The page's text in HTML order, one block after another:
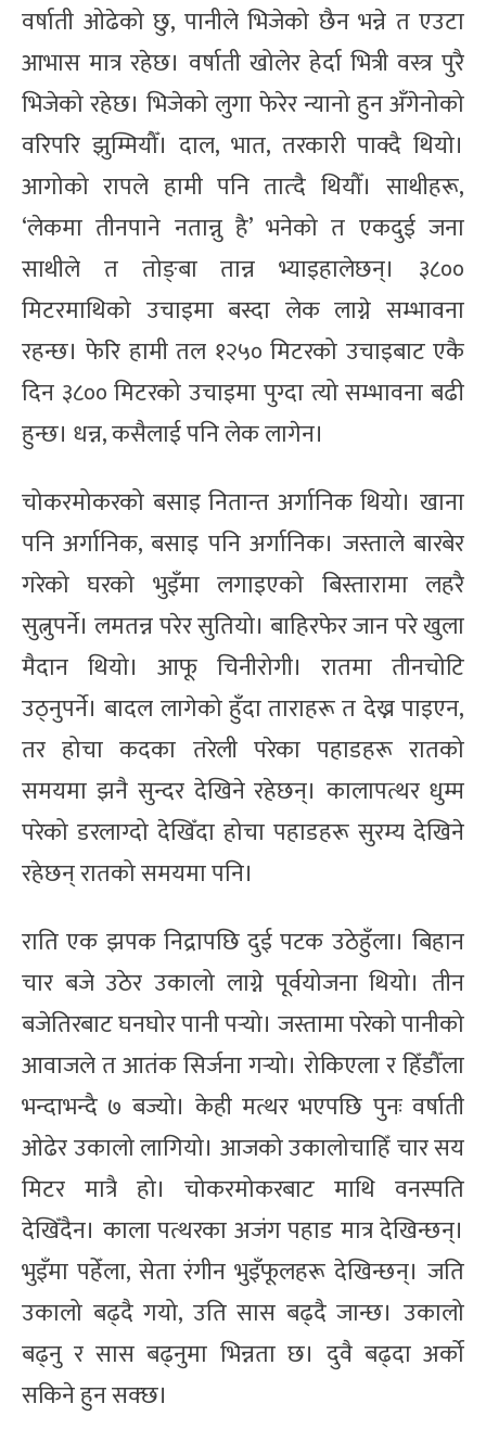
वर्षाती ओढेको छु, पानीले भिजेको छैन भन्ने त एउटा
आभास मात्र रहेछ। वर्षाती खोलेर हेर्दा भित्री वस्त्र पुरै
भिजेको रहेछ। भिजेको लुगा फेरेर न्यानो हुन अँगेनोको
वरिपरि झुम्मियौँ। दाल, भात, तरकारी पाक्दै थियो।
आगोको रापले हामी पनि तात्दै थियौँ। साथीहरू,
‘लेकमा तीनपाने नतान्नु है’ भनेको त एकदुई जना
साथीले त तोङ्बा तान्न भ्याइहालेछन्। ३८००
मिटरमाथिको उचाइमा बस्दा लेक लाग्ने सम्भावना
रहन्छ। फेरि हामी तल १२५० मिटरको उचाइबाट एकै
दिन ३८०० मिटरको उचाइमा पुग्दा त्यो सम्भावना बढी
हुन्छ। धन्न, कसैलाई पनि लेक लागेन।
चोकरमोकरको बसाइ नितान्त अर्गानिक थियो। खाना
पनि अर्गानिक, बसाइ पनि अर्गानिक। जस्ताले बारबेर
गरेको घरको भुइँमा लगाइएको बिस्तारामा लहरै
सुत्नुपर्ने। लमतन्न परेर सुतियो। बाहिरफेर जान परे खुला
मैदान थियो। आफू चिनीरोगी। रातमा तीनचोटि
उठ्नुपर्ने। बादल लागेको हुँदा ताराहरू त देख्न पाइएन,
तर होचा कदका तरेली परेका पहाडहरू रातको
समयमा झनै सुन्दर देखिने रहेछन्। कालापत्थर धुम्म
परेको डरलाग्दो देखिँदा होचा पहाडहरू सुरम्य देखिने
रहेछन् रातको समयमा पनि।
राति एक झपक निद्रापछि दुई पटक उठेहुँला। बिहान
चार बजे उठेर उकालो लाग्ने पूर्वयोजना थियो। तीन
बजेतिरबाट घनघोर पानी पर्‍यो। जस्तामा परेको पानीको
आवाजले त आतंक सिर्जना गर्‍यो। रोकिएला र हिँडौँला
भन्दाभन्दै ७ बज्यो। केही मत्थर भएपछि पुनः वर्षाती
ओढेर उकालो लागियो। आजको उकालोचाहिँ चार सय
मिटर मात्रै हो। चोकरमोकरबाट माथि वनस्पति
देखिँदैन। काला पत्थरका अजंग पहाड मात्र देखिन्छन्।
भुइँमा पहेँला, सेता रंगीन भुइँफूलहरू देखिन्छन्। जति
उकालो बढ्दै गयो, उति सास बढ्दै जान्छ। उकालो
बढ्नु र सास बढ्नुमा भिन्नता छ। दुवै बढ्दा अर्को
सकिने हुन सक्छ।